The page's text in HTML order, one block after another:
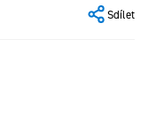
Sdílet